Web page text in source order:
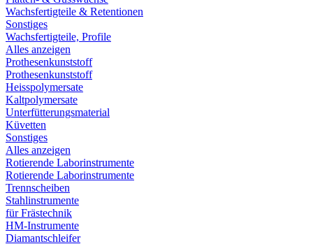
Wachsfertigteile & Retentionen
Sonstiges
Wachsfertigteile, Profile
Alles anzeigen
Prothesenkunststoff
Prothesenkunststoff
Heisspolymersate
Kaltpolymersate
Unterfütterungsmaterial
Küvetten
Sonstiges
Alles anzeigen
Rotierende Laborinstrumente
Rotierende Laborinstrumente
Trennscheiben
Stahlinstrumente
für Frästechnik
HM-Instrumente
Diamantschleifer